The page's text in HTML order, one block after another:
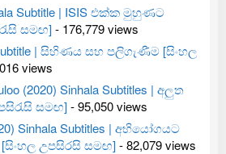
Subtitle | ISIS එක්ක මුහුණට
සමඟ]- 176,779 views
Subtitle | සිහිණය සහ පලිගැණීම [සිංහල
views
(2020) Sinhala Subtitles | අලුත
සමඟ]- 95,050 views
Sinhala Subtitles | අභියෝගයට
උපසිරසි සමඟ]- 82,079 views